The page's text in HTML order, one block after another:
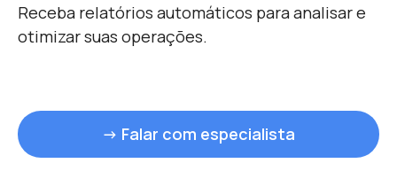
Receba relatórios automáticos para analisar e
otimizar suas operações.
→ Falar com especialista